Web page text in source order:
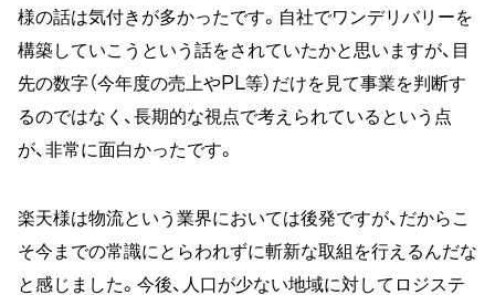
様の話は気付きが多かったです。自社でワンデリバリーを
構築していこうという話をされていたかと思いますが、目
先の数字（今年度の売上やPL等）だけを見て事業を判断す
るのではなく、長期的な視点で考えられているという点
が、非常に面白かったです。
楽天様は物流という業界においては後発ですが、だからこ
そ今までの常識にとらわれずに斬新な取組を行えるんだな
と感じました。今後、人口が少ない地域に対してロジステ